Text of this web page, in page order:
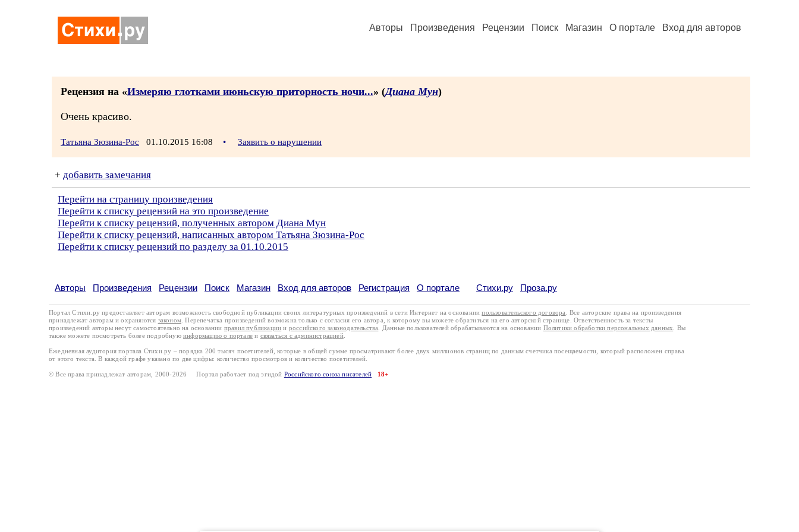
Авторы Произведения Рецензии Поиск Магазин О портале Вход для авторов
Рецензия на «Измеряю глотками июньскую приторность ночи...» (Диана Мун)
Очень красиво.
Татьяна Зюзина-Рос 01.10.2015 16:08 • Заявить о нарушении
+ добавить замечания
Перейти на страницу произведения
Перейти к списку рецензий на это произведение
Перейти к списку рецензий, полученных автором Диана Мун
Перейти к списку рецензий, написанных автором Татьяна Зюзина-Рос
Перейти к списку рецензий по разделу за 01.10.2015
Авторы Произведения Рецензии Поиск Магазин Вход для авторов Регистрация О портале Стихи.ру Проза.ру
Портал Стихи.ру предоставляет авторам возможность свободной публикации своих литературных произведений в сети Интернет на основаниипользовательского договора
. Все авторские права на произведения
принадлежат авторам и охраняются законом . Перепечатка произведений возможна только с согласия его автора, к которому вы можете обратиться на его авторской странице. Ответственность за тексты
произведений авторы несут самостоятельно на основании правил публикации и российского законодательства . Данные пользователей обрабатываются на основании Политики обработки персональных данных
. Вы
также можете посмотреть более подробную информацию о портале и связаться с администрацией.
Ежедневная аудитория портала Стихи.ру – порядка 200 тысяч посетителей, которые в общей сумме просматривают более двух миллионов страниц по данным счетчика посещаемости, который расположен справа
от этого текста. В каждой графе указано по две цифры: количество просмотров и количество посетителей.
© Все права принадлежат авторам, 2000-2026 Портал работает под эгидой Российского союза писателей 18+